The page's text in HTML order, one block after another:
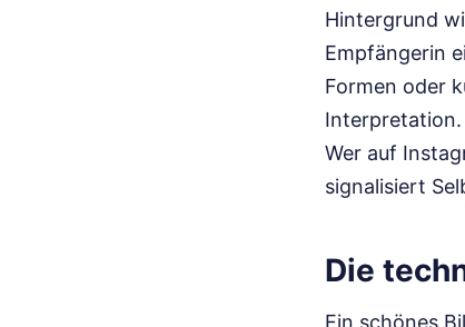
Hintergrund
Empfängerin
Formen oder
Interpretation.
Wer auf
signalisiert
Die
Ein schönes